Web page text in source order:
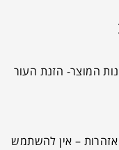
רוטס- יתרונות המוצר- הזנת העור
– אין להשתמש